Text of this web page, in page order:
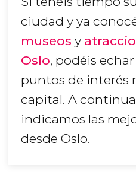
ciudad y ya
museos y
Oslo, podéis
puntos de interés
capital. A
indicamos las
desde Oslo.